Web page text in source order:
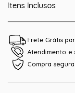
Itens Inclusos
Frete Grátis
Atendimento e
Compra segura